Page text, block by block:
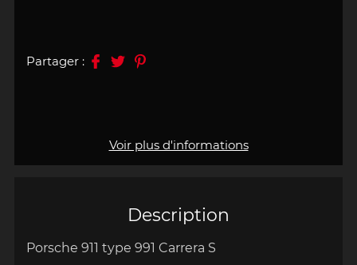
Description
Porsche 911 type 991 Carrera S
Voir plus d'informations
Partager :